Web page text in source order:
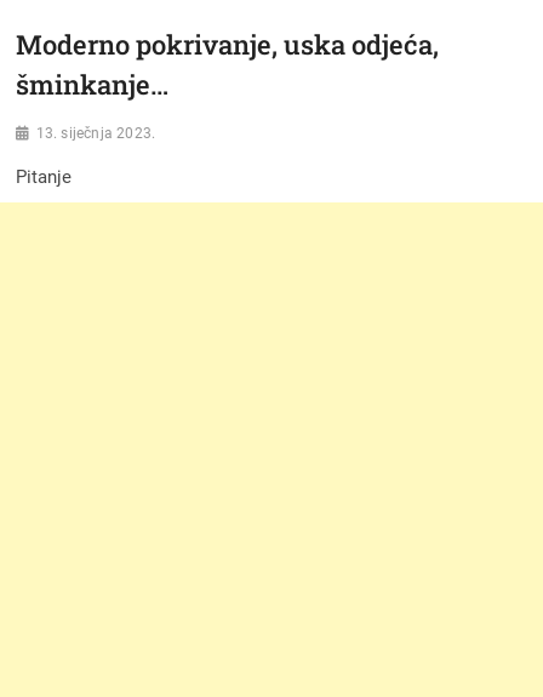
Moderno pokrivanje, uska odjeća,
šminkanje…
13. siječnja 2023.
Pitanje